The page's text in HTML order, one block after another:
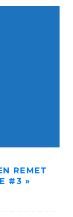
REMET
#3 »